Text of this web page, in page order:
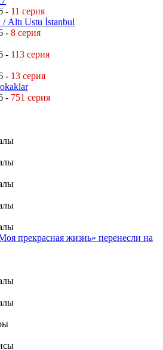
- 11 серия
Altı Ustu İstanbul
- 8 серия
- 113 серия
- 13 серия
- 751 серия
прекрасная жизнь» перенесли на